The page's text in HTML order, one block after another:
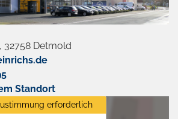
32758 Detmold
Standort
erforderlich